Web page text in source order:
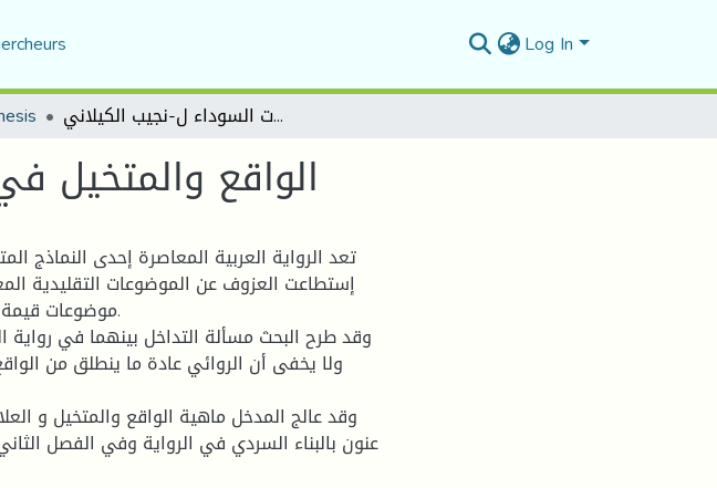
Log In
الواقع والمتخيل في رواية الرايات السوداء ل-نجيب الكيلاني
الواقع والمتخيل
تعد الرواية العربية المعاصرة إحدى النماذج
إستطاعت العزوف عن الموضوعات التقليدية
موضوعات قيمة
وقد طرح البحث مسألة التداخل بينهما في رواية
ولا يخفى أن الروائي عادة ما ينطلق من
وقد عالج المدخل ماهية الواقع والمتخيل و
عنون بالبناء السردي في الرواية وفي الفصل